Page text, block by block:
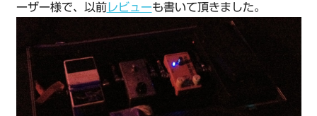
ーザー様で、以前レビューも書いて頂きました。